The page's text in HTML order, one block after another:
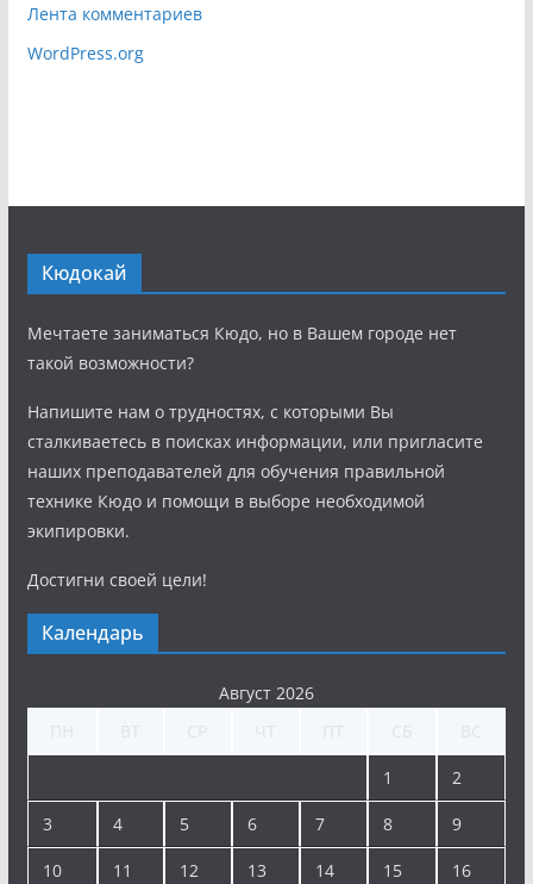
Лента комментариев
WordPress.org
Кюдокай
Мечтаете заниматься Кюдо, но в Вашем городе нет
такой возможности?
Напишите нам о трудностях, с которыми Вы
сталкиваетесь в поисках информации, или пригласите
наших преподавателей для обучения правильной
технике Кюдо и помощи в выборе необходимой
экипировки.
Достигни своей цели!
Календарь
Август 2026
1 2
3 4 5 6 7 8 9
10 11 12 13 14 15 16